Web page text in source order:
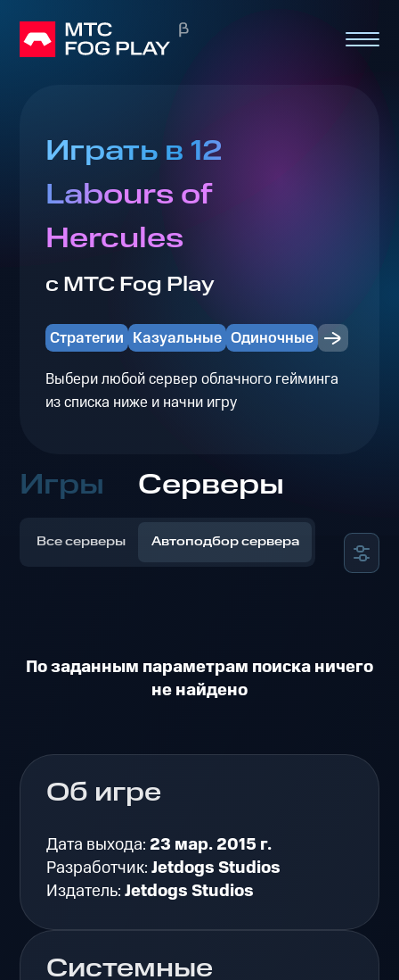
Играть в 12
Labours of
Hercules
с МТС Fog Play
Стратегии Казуальные Одиночные
Выбери любой сервер облачного гейминга
из списка ниже и начни игру
Игры Серверы
Все серверы Автоподбор сервера
По заданным параметрам поиска ничего
не найдено
Об игре
Дата выхода: 23 мар. 2015 г.
Разработчик:Jetdogs Studios
Издатель:Jetdogs Studios
Системные